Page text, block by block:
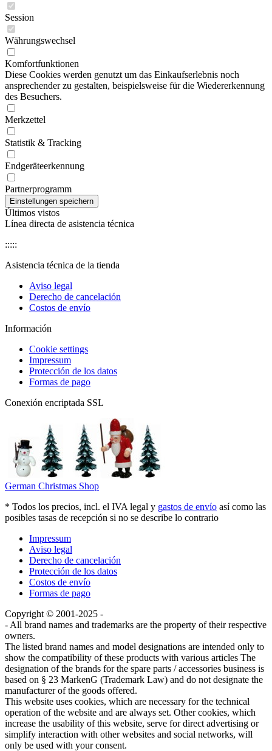
Session
Währungswechsel
Komfortfunktionen
Diese Cookies werden genutzt um das Einkaufserlebnis noch
ansprechender zu gestalten, beispielsweise für die Wiedererkennung
des Besuchers.
Merkzettel
Statistik & Tracking
Endgeräteerkennung
Partnerprogramm
Últimos vistos
Línea directa de asistencia técnica
:::::
Asistencia técnica de la tienda
Aviso legal
Derecho de cancelación
Costos de envío
Información
Cookie settings
Impressum
Protección de los datos
Formas de pago
Conexión encriptada SSL
German Christmas Shop
* Todos los precios, incl. el IVA legal y gastos de envío así como las
posibles tasas de recepción si no se describe lo contrario
Impressum
Aviso legal
Derecho de cancelación
Protección de los datos
Costos de envío
Formas de pago
Copyright © 2001-2025 -
- All brand names and trademarks are the property of their respective
owners.
The listed brand names and model designations are intended only to
show the compatibility of these products with various articles The
designation of the brands for the spare parts / accessories business is
based on § 23 MarkenG (Trademark Law) and do not designate the
manufacturer of the goods offered.
This website uses cookies, which are necessary for the technical
operation of the website and are always set. Other cookies, which
increase the usability of this website, serve for direct advertising or
simplify interaction with other websites and social networks, will
only be used with your consent.